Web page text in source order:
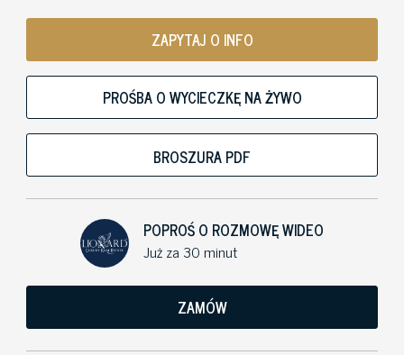
ZAPYTAJ O INFO
PROŚBA O WYCIECZKĘ NA ŻYWO
BROSZURA PDF
POPROŚ O ROZMOWĘ WIDEO
Już za 30 minut
ZAMÓW